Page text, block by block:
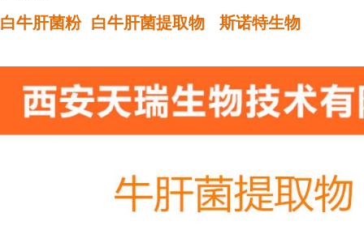
白牛肝菌粉 白牛肝菌提取物 斯诺特生物